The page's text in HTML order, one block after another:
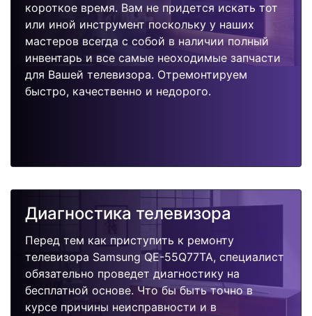
короткое время. Вам не придется искать тот
или иной инструмент поскольку у наших
мастеров всегда с собой в наличии полный
инвентарь и все самые неоходимые запчасти
для Вашей телевизора. Отремонтируем
быстро, качественно и недорого.
Диагностика телевизора
Перед тем как приступить к ремонту
телевизора Samsung QE-55Q77TA, специалист
обязательно проведет диагностику на
бесплатной основе. Что бы быть точно в
курсе причины неисправности и в